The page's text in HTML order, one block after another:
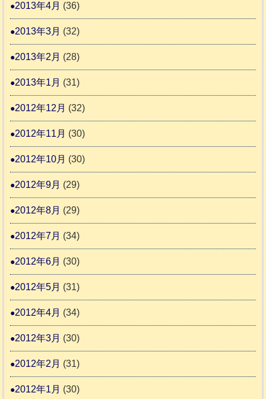
2013年4月 (36)
2013年3月 (32)
2013年2月 (28)
2013年1月 (31)
2012年12月 (32)
2012年11月 (30)
2012年10月 (30)
2012年9月 (29)
2012年8月 (29)
2012年7月 (34)
2012年6月 (30)
2012年5月 (31)
2012年4月 (34)
2012年3月 (30)
2012年2月 (31)
2012年1月 (30)